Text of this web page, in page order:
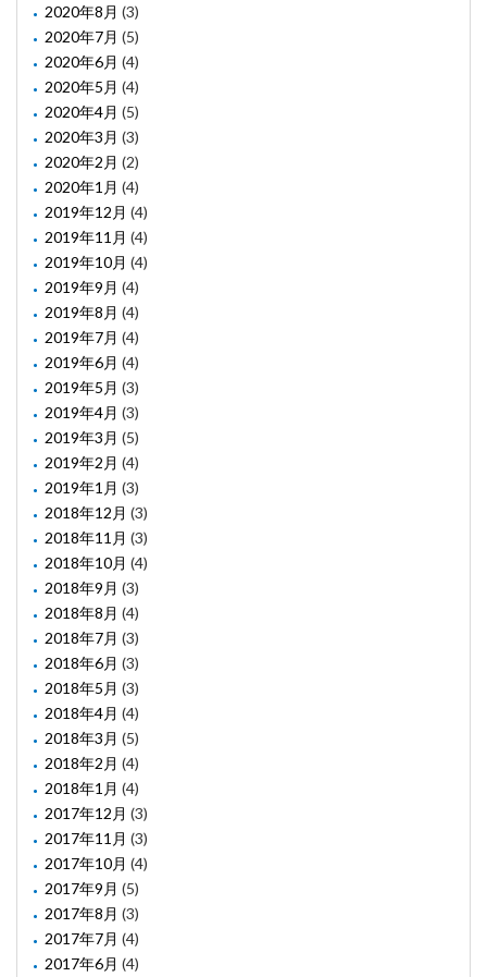
2020年8月 (3)
2020年7月 (5)
2020年6月 (4)
2020年5月 (4)
2020年4月 (5)
2020年3月 (3)
2020年2月 (2)
2020年1月 (4)
2019年12月 (4)
2019年11月 (4)
2019年10月 (4)
2019年9月 (4)
2019年8月 (4)
2019年7月 (4)
2019年6月 (4)
2019年5月 (3)
2019年4月 (3)
2019年3月 (5)
2019年2月 (4)
2019年1月 (3)
2018年12月 (3)
2018年11月 (3)
2018年10月 (4)
2018年9月 (3)
2018年8月 (4)
2018年7月 (3)
2018年6月 (3)
2018年5月 (3)
2018年4月 (4)
2018年3月 (5)
2018年2月 (4)
2018年1月 (4)
2017年12月 (3)
2017年11月 (3)
2017年10月 (4)
2017年9月 (5)
2017年8月 (3)
2017年7月 (4)
2017年6月 (4)